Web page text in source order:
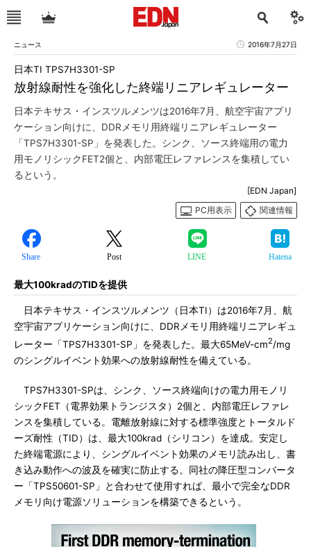
ニュース 2016年7月27日
放射線耐性を強化した終端リニアレギュレーター
日本TI TPS7H3301-SP
日本テキサス・インスツルメンツは2016年7月、航空宇宙アプリ
ケーション向けに、DDRメモリ用終端リニアレギュレーター
「TPS7H3301-SP」を発表した。シンク、ソース終端用の電力
用モノリシックFET2個と、内部電圧レファレンスを集積してい
るという。
[EDN Japan]
PC用表示
関連情報
Share Post LINE Hatena
最大100kradのTIDを提供
日本テキサス・インスツルメンツ（日本TI）は2016年7月、航
空宇宙アプリケーション向けに、DDRメモリ用終端リニアレギュ
レーター「TPS7H3301-SP」を発表した。最大65MeV-cm2/mg
のシングルイベント効果への放射線耐性を備えている。
TPS7H3301-SPは、シンク、ソース終端向けの電力用モノリ
シックFET（電界効果トランジスタ）2個と、内部電圧レファレ
ンスを集積している。電離放射線に対する標準強度とトータルド
ーズ耐性（TID）は、最大100krad（シリコン）を達成。安定し
た終端電源により、シングルイベント効果のメモリ読み出し、書
き込み動作への波及を確実に防止する。同社の降圧型コンバータ
ー「TPS50601-SP」と合わせて使用すれば、最小で完全なDDR
メモリ向け電源ソリューションを構築できるという。